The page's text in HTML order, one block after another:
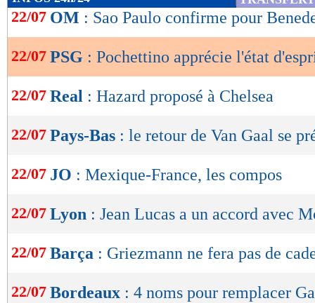
de
OK
22/07 OM : Sao Paulo confirme pour
22/07 PSG : Pochettino apprécie l'état
22/07 Real : Hazard proposé à Chelsea
22/07 Pays-Bas : le retour de Van Gaal se
22/07 JO : Mexique-France, les compos
22/07 Lyon : Jean Lucas a un accord avec
22/07 Barça : Griezmann ne fera pas de
22/07 Bordeaux : 4 noms pour remplacer